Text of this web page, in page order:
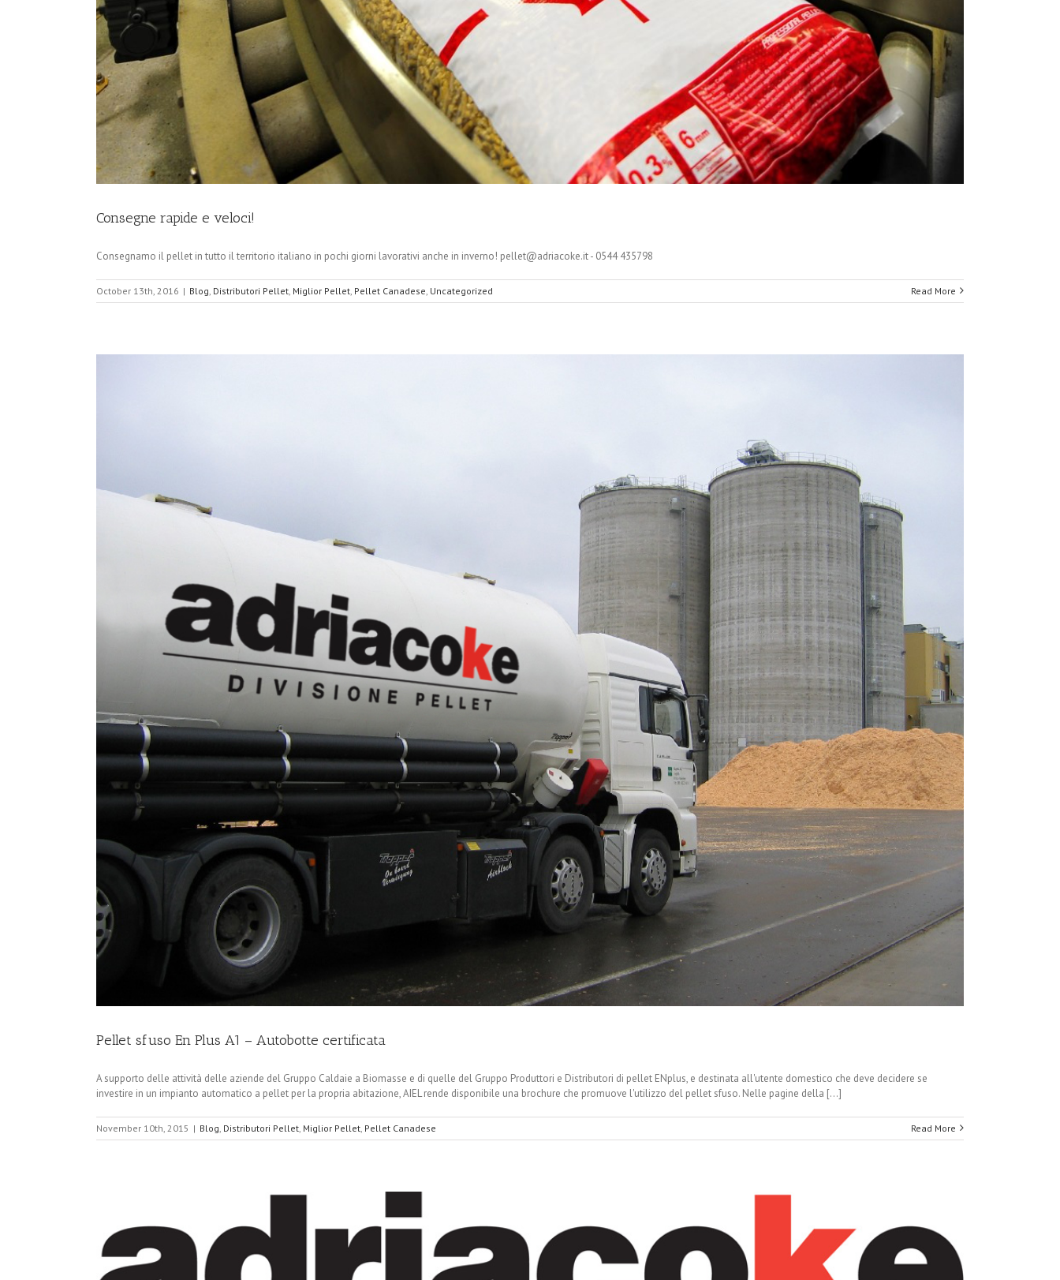
Consegne rapide e veloci!
Consegnamo il pellet in tutto il territorio italiano in pochi giorni lavorativi anche in inverno! pellet@adriacoke.it - 0544 435798
October 13th, 2016 | Blog Distributori Pellet Miglior Pellet Pellet Canadese Uncategorized Read More
Pellet sfuso En Plus A1 – Autobotte certificata
A supporto delle attività delle aziende del Gruppo Caldaie a Biomasse e di quelle del Gruppo Produttori e Distributori di pellet ENplus, e destinata all'utente domestico che deve decidere se
investire in un impianto automatico a pellet per la propria abitazione, AIEL rende disponibile una brochure che promuove l'utilizzo del pellet sfuso. Nelle pagine della [...]
November 10th, 2015 | Blog Distributori Pellet Miglior Pellet Pellet Canadese Read More